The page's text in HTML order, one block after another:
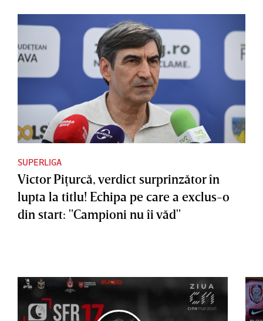
SUPERLIGA
Victor Piţurcă, verdict surprinzător în
lupta la titlu! Echipa pe care a exclus-o
din start: "Campioni nu îi văd"